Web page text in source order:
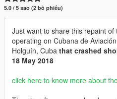
5.0 / 5 sao (2 bỏ phiếu)
Just want to share this repaint of
operating on Cubana de
Holguín, Cuba that crashed
18 May 2018
click here to know more about